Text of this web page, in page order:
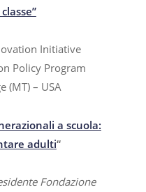
Initiative
Policy Program
(MT) – USA
a scuola:
adulti“
Fondazione